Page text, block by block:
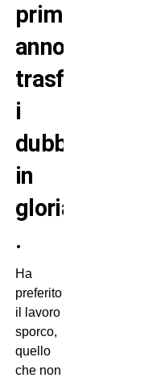
primo
anno,
trasformando
i
dubbi
in
gloria
.
Ha
preferito
il lavoro
sporco,
quello
che non